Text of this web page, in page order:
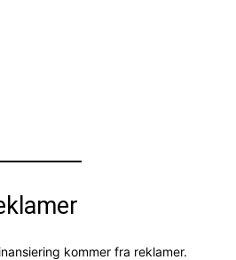
kommer fra reklamer.